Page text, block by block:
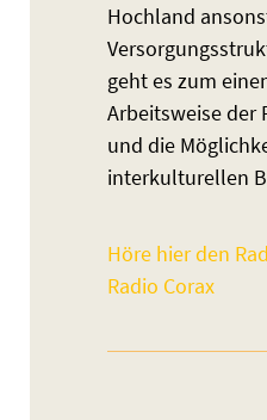
Hochland
geht es zum
Arbeitsweise der
und die
interkulturellen
Höre hier den
Radio Corax